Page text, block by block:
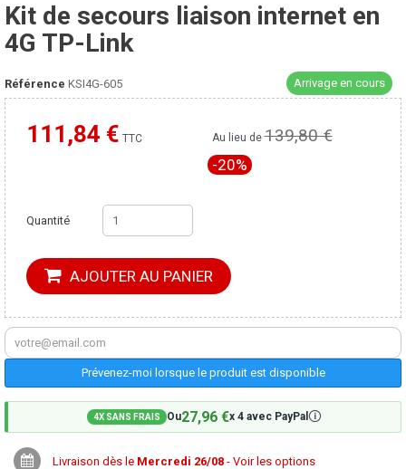
Kit de secours liaison internet en
4G TP-Link
Référence KSI4G-605 Arrivage en cours
111,84 € TTC
Moins cher ailleurs ? Au lieu de139,80 €
-20%
Quantité
AJOUTER AU PANIER
Prévenez-moi lorsque le produit est disponible
4X SANS FRAIS Ou27,96 €x 4 avec PayPal 🛈
Livraison dès le Mercredi 26/08 - Voir les options